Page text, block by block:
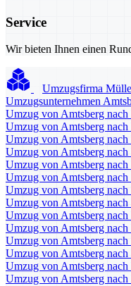
Service
Wir bieten Ihnen einen
Umzugsfirma
Umzugsunternehmen
Umzug von Amtsberg
Umzug von Amtsberg
Umzug von Amtsberg nach
Umzug von Amtsberg
Umzug von Amtsberg
Umzug von Amtsberg nach
Umzug von Amtsberg
Umzug von Amtsberg
Umzug von Amtsberg
Umzug von Amtsberg nach
Umzug von Amtsberg nach
Umzug von Amtsberg
Umzug von Amtsberg
Umzug von Amtsberg nach